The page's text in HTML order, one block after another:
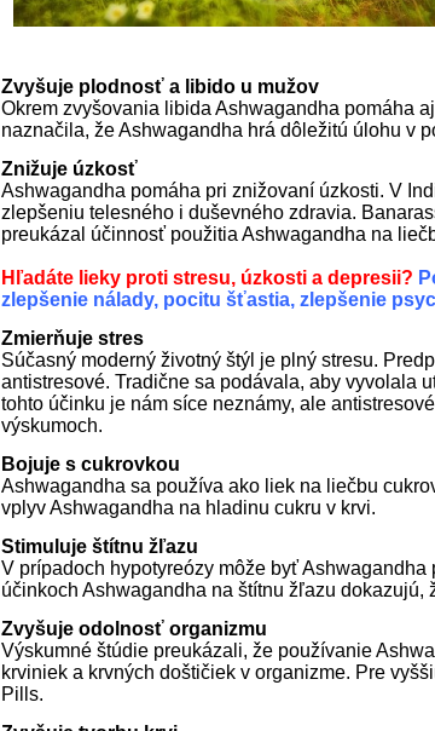
Zvyšuje plodnosť a libido u mužov
Okrem zvyšovania libida Ashwagandha pomáha
naznačila, že Ashwagandha hrá dôležitú úlohu v
Znižuje úzkosť
Ashwagandha pomáha pri znižovaní úzkosti. V
zlepšeniu telesného i duševného zdravia.
preukázal účinnosť použitia Ashwagandha na
Hľadáte lieky proti stresu, úzkosti a depresii?
zlepšenie nálady, pocitu šťastia, zlepšenie
Zmierňuje stres
Súčasný moderný životný štýl je plný stresu.
antistresové. Tradične sa podávala, aby vyvolala
tohto účinku je nám síce neznámy, ale
výskumoch.
Bojuje s cukrovkou
Ashwagandha sa používa ako liek na liečbu
vplyv Ashwagandha na hladinu cukru v krvi.
Stimuluje štítnu žľazu
V prípadoch hypotyreózy môže byť
účinkoch Ashwagandha na štítnu žľazu
Zvyšuje odolnosť organizmu
Výskumné štúdie preukázali, že používanie
krviniek a krvných doštičiek v organizme. Pre
Pills.